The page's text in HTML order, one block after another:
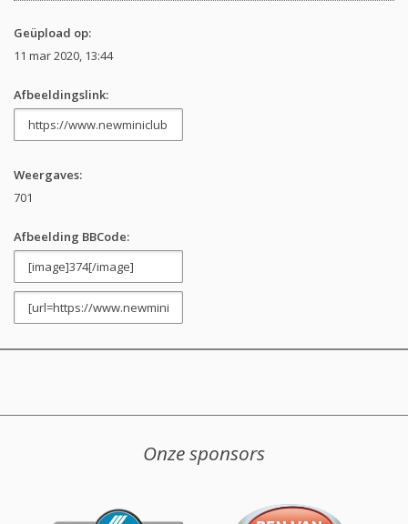
Geüpload op:
11 mar 2020, 13:44
Afbeeldingslink:
Weergaves:
701
Afbeelding BBCode:
Onze sponsors